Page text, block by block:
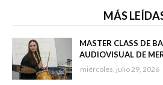
MÁS
MASTER CLASS DE
AUDIOVISUAL DE
miércoles, julio 29, 2026